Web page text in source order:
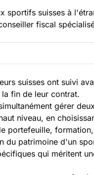
suisses à
fiscal
suisses ont suivi
fin de leur contrat.
gérer
niveau, en
portefeuille,
du patrimoine d'un
qui méritent